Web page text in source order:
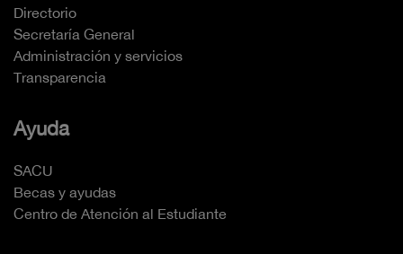
Directorio
Secretaría General
Administración y servicios
Transparencia
Ayuda
SACU
Becas y ayudas
Centro de Atención al Estudiante